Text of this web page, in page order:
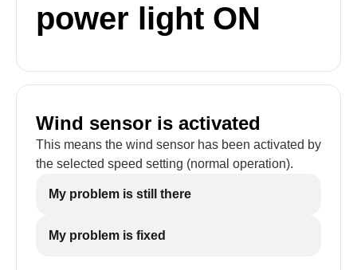
power light ON
Wind sensor is activated
This means the wind sensor has been activated by
the selected speed setting (normal operation).
My problem is still there
My problem is fixed